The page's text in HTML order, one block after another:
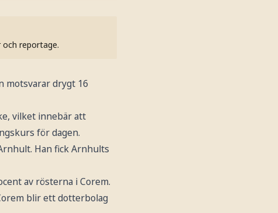
och reportage.
motsvarar drygt 16
vilket innebär att
för dagen.
Han fick Arnhults
av rösterna i Corem.
blir ett dotterbolag